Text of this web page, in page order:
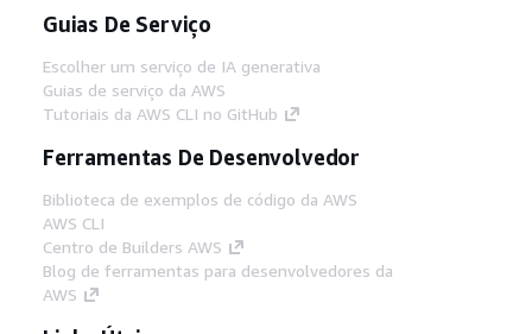
Guias De Serviço
Escolher um serviço de IA generativa
Guias de serviço da AWS
Tutoriais da AWS CLI no GitHub
Ferramentas De Desenvolvedor
Biblioteca de exemplos de código da AWS
AWS CLI
Centro de Builders AWS
Blog de ferramentas para desenvolvedores da
AWS